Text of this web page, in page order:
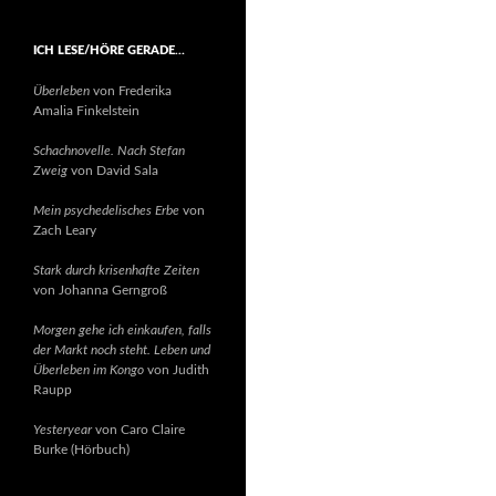
ICH LESE/HÖRE GERADE…
Überleben von Frederika
Amalia Finkelstein
Schachnovelle. Nach Stefan
Zweig von David Sala
Mein psychedelisches Erbe von
Zach Leary
Stark durch krisenhafte Zeiten
von Johanna Gerngroß
Morgen gehe ich einkaufen, falls
der Markt noch steht. Leben und
Überleben im Kongo von Judith
Raupp
Yesteryearvon Caro Claire
Burke (Hörbuch)